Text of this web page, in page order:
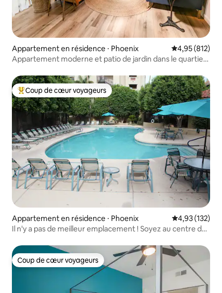
Appartement en résidence ⋅ Phoenix Évaluation
4,95 (812)
Appartement moderne et patio de jardin dans le quartier
Coups de cœur voyageurs les plus appréciés
Coup de cœur voyageurs
Appartement en résidence ⋅ Phoenix Évaluation
4,93 (132)
Il n'y a pas de meilleur emplacement ! Soyez au centre de
Coup de cœur voyageurs
Coup de cœur voyageurs